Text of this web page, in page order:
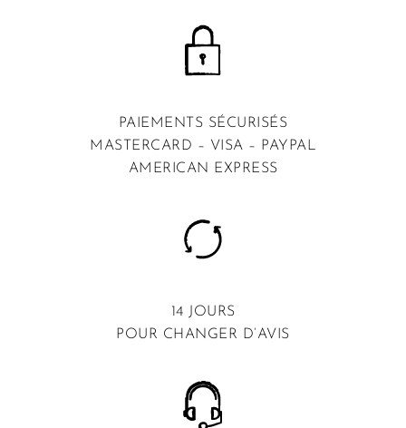
PAIEMENTS SÉCURISÉS
MASTERCARD – VISA – PAYPAL
AMERICAN EXPRESS
14 JOURS
POUR CHANGER D’AVIS